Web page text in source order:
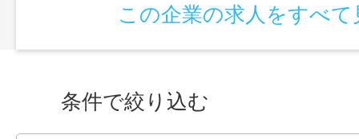
この企業の求人をすべて
条件で絞り込む